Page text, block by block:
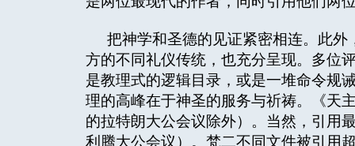
把神学和圣德的见证紧密相连。此
方的不同礼仪传统，也充分呈现。多位
是教理式的逻辑目录，或是一堆命令规
理的高峰在于神圣的服务与祈祷。《天
的拉特朗大公会议除外）。当然，引用
利腾大公会议）。梵二不同文件被引用